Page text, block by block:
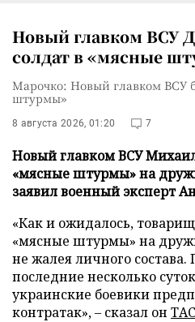
Новый главком ВСУ
солдат в «мясные
Марочко: Новый главком ВСУ
штурмы»
8 августа 2026, 01:20 7
Новый главком ВСУ
«мясные штурмы» на
заявил военный эксперт
«Как и ожидалось,
«мясные штурмы» на
не жалея личного
последние несколько
украинские боевики
контратак», – сказал он